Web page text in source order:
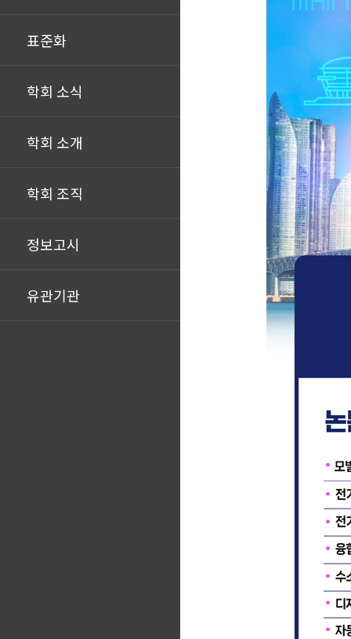
표준화
학회 소식
학회 소개
학회 조직
정보고시
유관기관